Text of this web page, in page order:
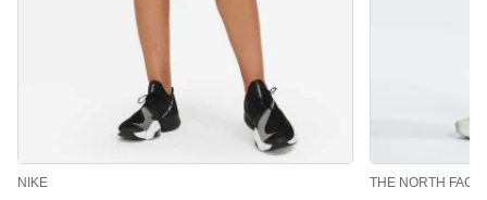
NIKE THE NORTH FACE